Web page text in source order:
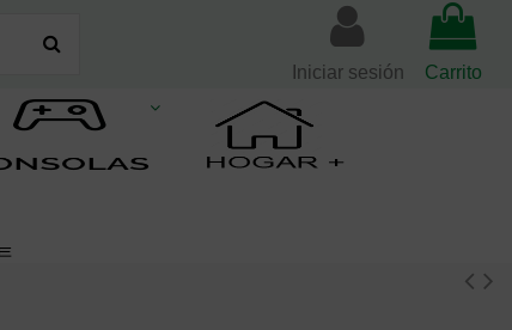
Iniciar sesión Carrito